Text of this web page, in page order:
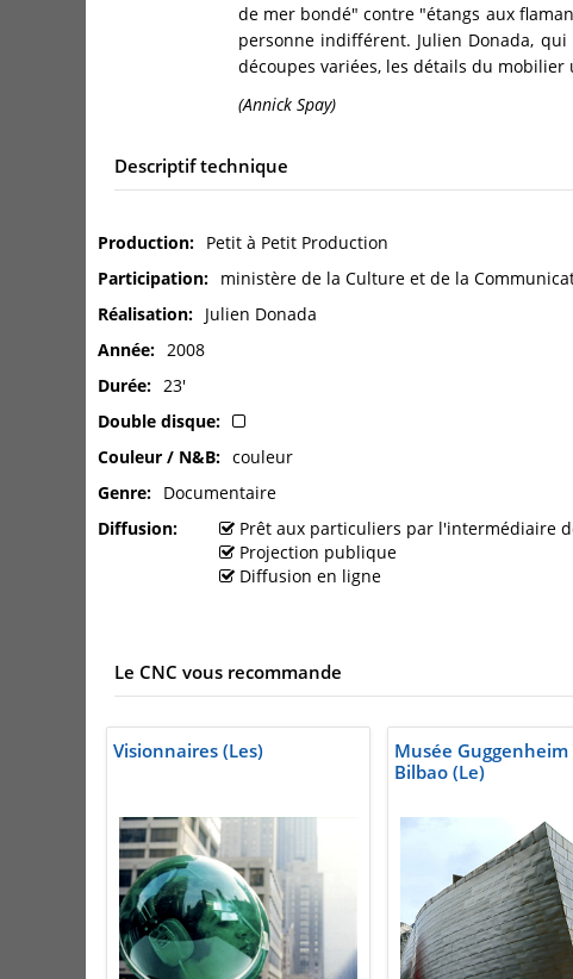
de mer bondé" contre "étangs aux
personne indifférent. Julien Donada,
découpes variées, les détails du
(Annick Spay)
Descriptif technique
Production
Petit à Petit Production
Participation
ministère de la Culture et de la
Réalisation
Julien Donada
Année
2008
Durée
23'
Double disque
Couleur / N&B
couleur
Genre
Documentaire
Diffusion
Prêt aux particuliers par l'intermédiaire
Projection publique
Diffusion en ligne
Le CNC vous recommande
Visionnaires (Les)
Musée Guggenheim
Bilbao (Le)